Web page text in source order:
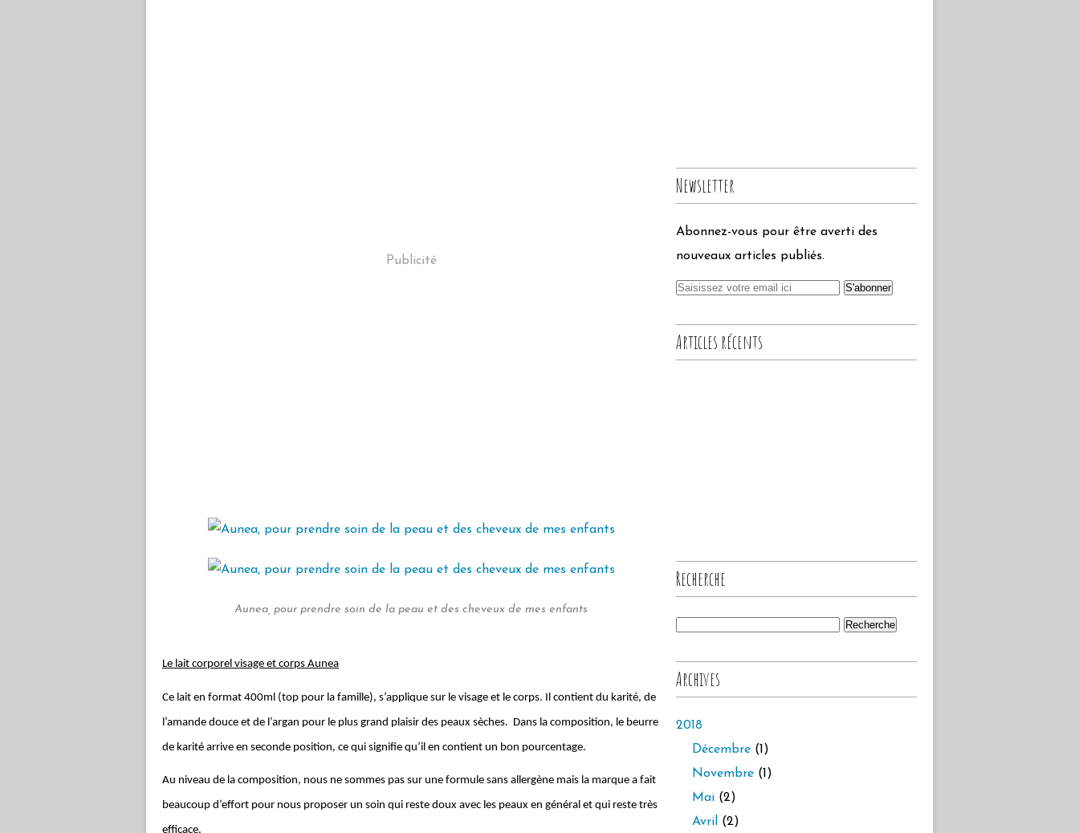
Publicité
Aunea, pour prendre soin de la peau et des cheveux de mes enfants
Le lait corporel visage et corps Aunea
Ce lait en format 400ml (top pour la famille), s’applique sur le visage et le corps. Il contient du karité, de
l’amande douce et de l’argan pour le plus grand plaisir des peaux sèches. Dans la composition, le beurre
de karité arrive en seconde position, ce qui signifie qu’il en contient un bon pourcentage.
Au niveau de la composition, nous ne sommes pas sur une formule sans allergène mais la marque a fait
beaucoup d’effort pour nous proposer un soin qui reste doux avec les peaux en général et qui reste très
efficace.
Newsletter
Abonnez-vous pour être averti des
nouveaux articles publiés.
Articles récents
Recherche
Archives
2018
Décembre (1)
Novembre (1)
Mai (2)
Avril
(2)